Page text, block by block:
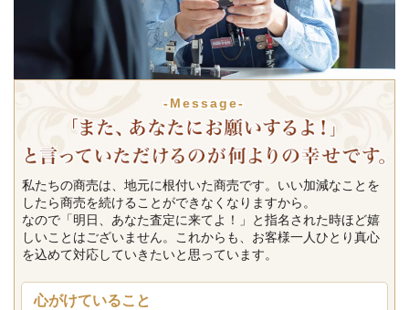
-Message-
私たちの商売は、地元に根付いた商売です。いい加減なことを
したら商売を続けることができなくなりますから。
なので「明日、あなた査定に来てよ！」と指名された時ほど嬉
しいことはございません。これからも、お客様一人ひとり真心
を込めて対応していきたいと思っています。
心がけていること